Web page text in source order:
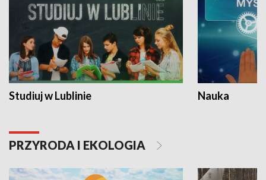
Studiuj w Lublinie Nauka
PRZYRODA I EKOLOGIA